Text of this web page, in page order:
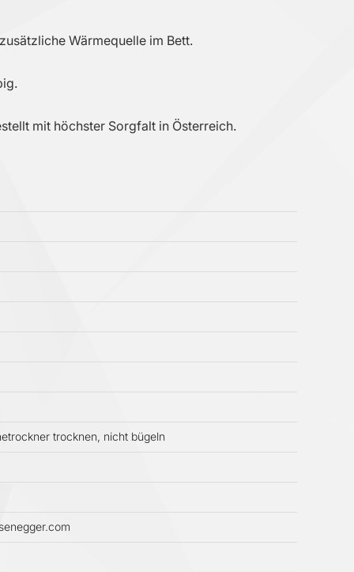
Wärmequelle im Bett.
mit höchster Sorgfalt in Österreich.
trocknen, nicht bügeln